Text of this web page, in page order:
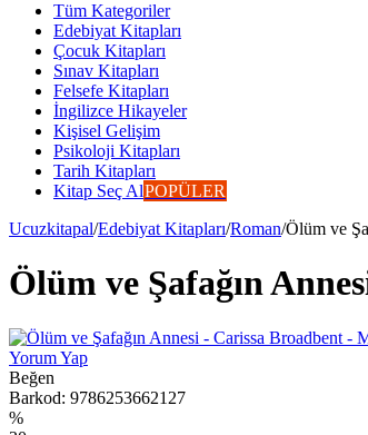
Tüm Kategoriler
Edebiyat Kitapları
Çocuk Kitapları
Sınav Kitapları
Felsefe Kitapları
İngilizce Hikayeler
Kişisel Gelişim
Psikoloji Kitapları
Tarih Kitapları
Kitap Seç AlPOPÜLER
Ucuzkitapal/Edebiyat Kitapları/Roman/Ölüm ve
Ölüm ve Şafağın
Yorum Yap
Beğen
Barkod: 9786253662127
%